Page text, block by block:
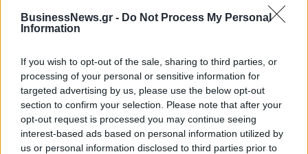
BusinessNews.gr - Do Not Process My Personal
Information
If you wish to opt-out of the sale, sharing to third parties, or
processing of your personal or sensitive information for
targeted advertising by us, please use the below opt-out
section to confirm your selection. Please note that after your
opt-out request is processed you may continue seeing
interest-based ads based on personal information utilized by
us or personal information disclosed to third parties prior to
κατασκευή σταθμού
ηλεκτροπαραγωγής 800 MW
στη Λάρισα
Πρόγραμμα «Τουρισμός για
Όλους 2026-2027»
Η συμφωνία Arval-Athlon αναδιαμορφώνει την αγορά leasing